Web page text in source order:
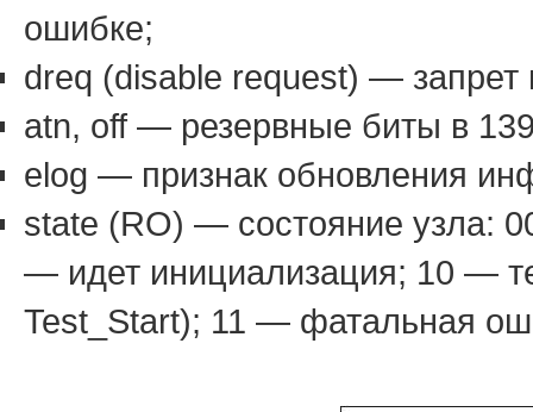
ошибке;
dreq (disable request) — запрет
atn, off — резервные биты в
elog — признак обновления
state (RO) — состояние узла:
— идет инициализация; 10 —
Test_Start); 11 — фатальная